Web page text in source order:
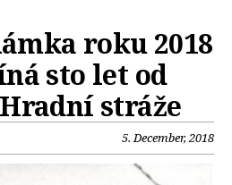
roku 2018
sto let od
stráže
5. December, 2018